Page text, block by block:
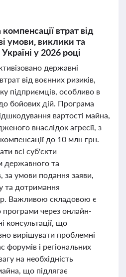
втрат від
умови, виклики та
у 2026 році
державні
від воєнних ризиків,
підприємців, особливо в
бойових дій. Програма
вартості майна,
внаслідок агресії, з
до 10 млн грн.
всі суб'єкти
державного та
за умови подання заяви,
та дотримання
Важливою складовою є
через онлайн-
консультації, що
вирішувати проблемні
форумів і регіональних
на необхідність
що підлягає